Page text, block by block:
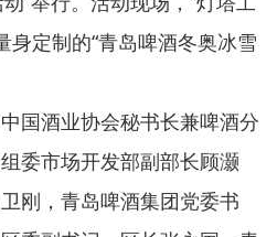
身定制的“青岛啤酒冬奥冰雪
酒业协会秘书长兼啤酒分
委市场开发部副部长顾灏
刚，青岛啤酒集团党委书